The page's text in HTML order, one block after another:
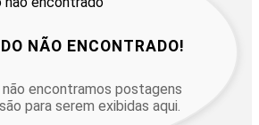
NÃO ENCONTRADO!
não encontramos postagens
para serem exibidas aqui.